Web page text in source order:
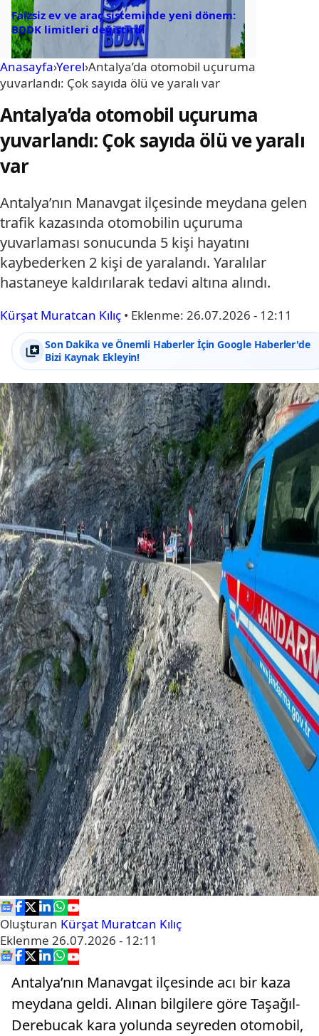
Faizsiz ev ve araç sisteminde yeni dönem:
BDDK limitleri değiştirdi
Anasayfa›Yerel›Antalya’da otomobil uçuruma
yuvarlandı: Çok sayıda ölü ve yaralı var
Antalya’da otomobil uçuruma
yuvarlandı: Çok sayıda ölü ve yaralı
var
Antalya’nın Manavgat ilçesinde meydana gelen
trafik kazasında otomobilin uçuruma
yuvarlaması sonucunda 5 kişi hayatını
kaybederken 2 kişi de yaralandı. Yaralılar
hastaneye kaldırılarak tedavi altına alındı.
Kürşat Muratcan Kılıç • Eklenme: 26.07.2026 - 12:11
Son Dakika ve Önemli Haberler İçin Google Haberler'de
Bizi Kaynak Ekleyin!
Oluşturan Kürşat Muratcan Kılıç
Eklenme 26.07.2026 - 12:11
Antalya’nın Manavgat ilçesinde acı bir kaza
meydana geldi. Alınan bilgilere göre Taşağıl-
Derebucak kara yolunda seyreden otomobil,